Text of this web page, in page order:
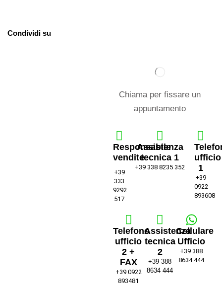
Condividi su
Chiama per fissare un
appuntamento
Responsabile
vendite
+39
333
9292
517
Assistenza
tecnica 1
+39 338 8235 352
ufficio
1
+39
0922
893608
Telefono
ufficio
2 +
FAX
+39 0922
893481
Assistenza
tecnica
2
+39 388
8634 444
Cellulare
Ufficio
+39 388
8634 444